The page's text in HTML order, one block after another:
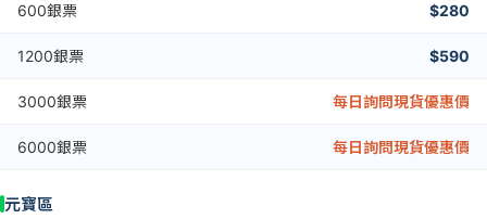
600銀票 $280
1200銀票 $590
3000銀票 每日詢問現貨優惠價
6000銀票 每日詢問現貨優惠價
元寶區